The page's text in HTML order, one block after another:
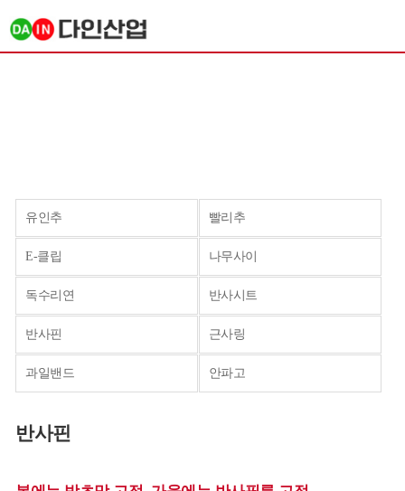
유인추 빨리추
E-클립 나무사이
독수리연 반사시트
반사핀 근사링
과일밴드 안파고
반사핀